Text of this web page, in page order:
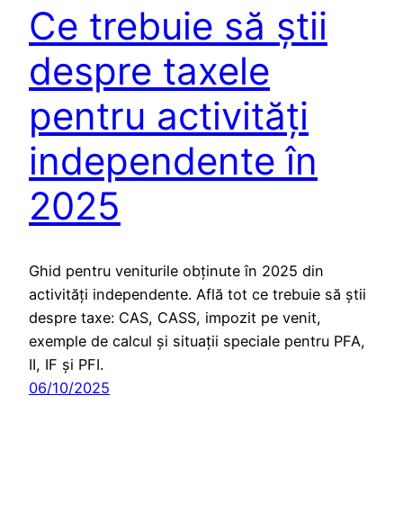
Ce trebuie să știi
despre taxele
pentru activități
independente în
2025
Ghid pentru veniturile obținute în 2025 din
activități independente. Află tot ce trebuie să știi
despre taxe: CAS, CASS, impozit pe venit,
exemple de calcul și situații speciale pentru PFA,
II, IF și PFI.
06/10/2025